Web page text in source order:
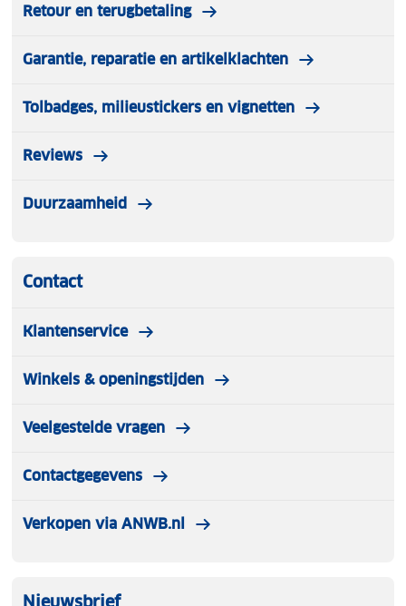
Retour en terugbetaling
Garantie, reparatie en artikelklachten
Tolbadges, milieustickers en vignetten
Reviews
Duurzaamheid
Contact
Klantenservice
Winkels & openingstijden
Veelgestelde vragen
Contactgegevens
Verkopen via ANWB.nl
Nieuwsbrief